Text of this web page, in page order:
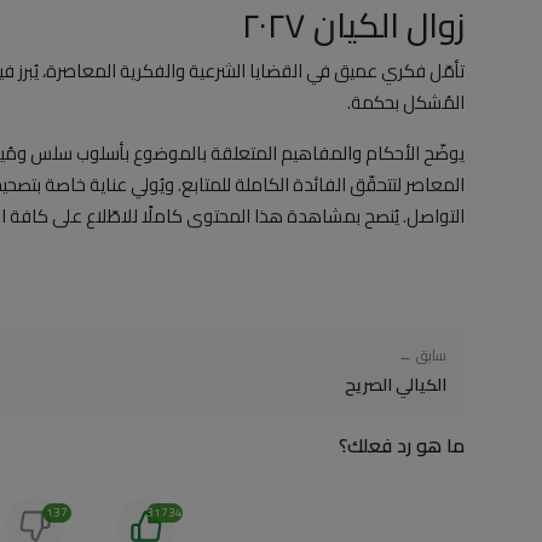
زوال الكيان ٢٠٢٧
تأمّل فكري عميق في القضايا الشرعية والفكرية المعاصرة،
المُشكل بحكمة.
يوضّح الأحكام والمفاهيم المتعلقة بالموضوع بأسلوب سلس
المعاصر لتتحقّق الفائدة الكاملة للمتابع. ويُولي عناية
التواصل. يُنصح بمشاهدة هذا المحتوى كاملًا للاطّلاع على
سابق ←
الكيالي الصريح
ما هو رد فعلك؟
31734
137